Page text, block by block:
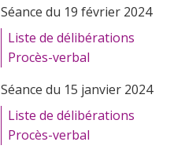
Séance du 19 février 2024
Liste de délibérations
Procès-verbal
Séance du 15 janvier 2024
Liste de délibérations
Procès-verbal